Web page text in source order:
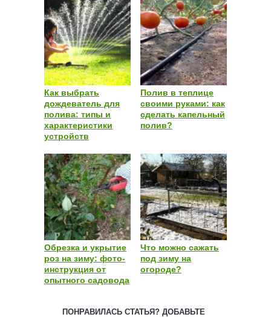
Как выбрать
дождеватель для
полива: типы и
характеристики
устройств
Полив в теплице
своими руками: как
сделать капельный
полив?
Обрезка и укрытие
роз на зиму: фото-
инструкция от
опытного садовода
Что можно сажать
под зиму на
огороде?
ПОНРАВИЛАСЬ СТАТЬЯ? ДОБАВЬТЕ